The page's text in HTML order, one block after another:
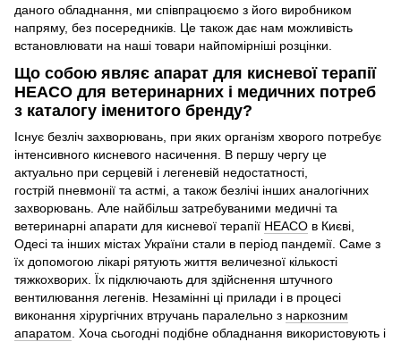
даного обладнання, ми співпрацюємо з його виробником
напряму, без посередників. Це також дає нам можливість
встановлювати на наші товари найпомірніші розцінки.
Що собою являє апарат для кисневої терапії
HEACO для ветеринарних і медичних потреб
з каталогу іменитого бренду?
Існує безліч захворювань, при яких організм хворого потребує
інтенсивного кисневого насичення. В першу чергу це
актуально при серцевій і легеневій недостатності,
гострій пневмонії та астмі, а також безлічі інших аналогічних
захворювань. Але найбільш затребуваними медичні та
ветеринарні апарати для кисневої терапії HEACO в Києві,
Одесі та інших містах України стали в період пандемії. Саме з
їх допомогою лікарі рятують життя величезної кількості
тяжкохворих. Їх підключають для здійснення штучного
вентилювання легенів. Незамінні ці прилади і в процесі
виконання хірургічних втручань паралельно з наркозним
апаратом . Хоча сьогодні подібне обладнання використовують і